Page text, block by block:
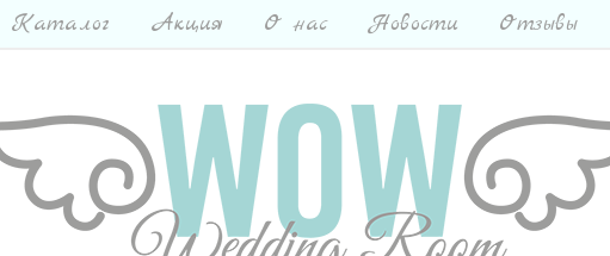
Каталог Акция О нас Новости Отзывы